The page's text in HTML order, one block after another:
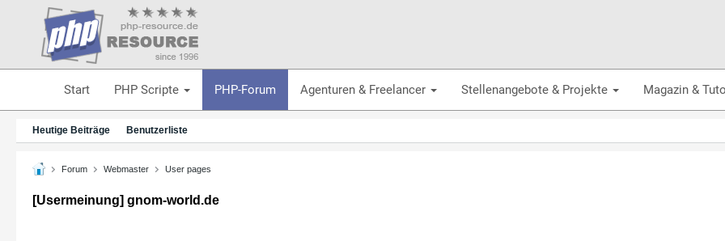
Start PHP Scripte PHP-Forum Agenturen & Freelancer Stellenangebote & Projekte Magazin &
Heutige Beiträge Benutzerliste
Forum Webmaster User pages
[Usermeinung] gnom-world.de